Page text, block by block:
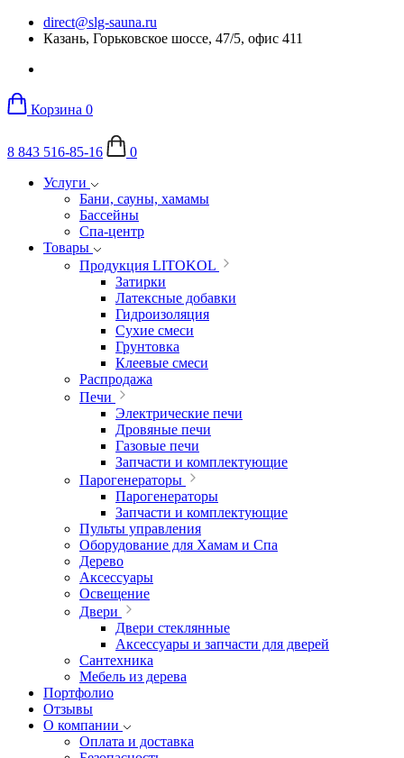
direct@slg-sauna.ru
Казань, Горьковское шоссе, 47/5, офис 411
Корзина 0
8 843 516-85-16
0
Услуги
Бани, сауны, хамамы
Бассейны
Спа-центр
Товары
Продукция LITOKOL
Затирки
Латексные добавки
Гидроизоляция
Сухие смеси
Грунтовка
Клеевые смеси
Распродажа
Печи
Электрические печи
Дровяные печи
Газовые печи
Запчасти и комплектующие
Парогенераторы
Парогенераторы
Запчасти и комплектующие
Пульты управления
Оборудование для Хамам и Спа
Дерево
Аксессуары
Освещение
Двери
Двери стеклянные
Аксессуары и запчасти для дверей
Сантехника
Мебель из дерева
Портфолио
Отзывы
О компании
Оплата и доставка